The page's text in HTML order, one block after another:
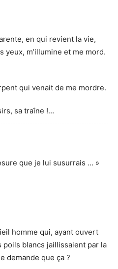
en qui revient la vie,
yeux, m’illumine et me mord.
qui venait de me mordre.
sa traîne !…
que je lui susurrais … »
homme qui, ayant ouvert
poils blancs jaillissaient par la
demande que ça ?